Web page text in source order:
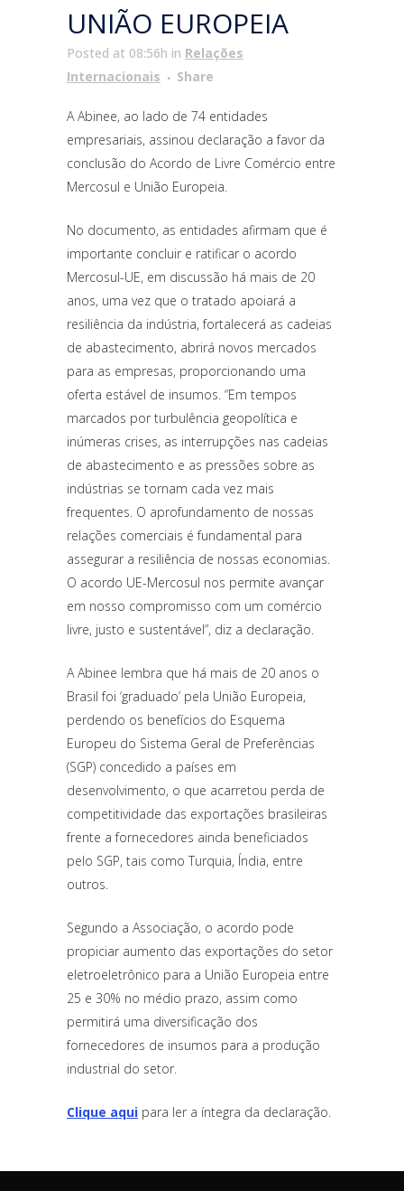
UNIÃO EUROPEIA
Posted at 08:56h in Relações
Internacionais
Share
A Abinee, ao lado de 74 entidades
empresariais, assinou declaração a favor da
conclusão do Acordo de Livre Comércio entre
Mercosul e União Europeia.
No documento, as entidades afirmam que é
importante concluir e ratificar o acordo
Mercosul-UE, em discussão há mais de 20
anos, uma vez que o tratado apoiará a
resiliência da indústria, fortalecerá as cadeias
de abastecimento, abrirá novos mercados
para as empresas, proporcionando uma
oferta estável de insumos. “Em tempos
marcados por turbulência geopolítica e
inúmeras crises, as interrupções nas cadeias
de abastecimento e as pressões sobre as
indústrias se tornam cada vez mais
frequentes. O aprofundamento de nossas
relações comerciais é fundamental para
assegurar a resiliência de nossas economias.
O acordo UE-Mercosul nos permite avançar
em nosso compromisso com um comércio
livre, justo e sustentável”, diz a declaração.
A Abinee lembra que há mais de 20 anos o
Brasil foi ‘graduado’ pela União Europeia,
perdendo os benefícios do Esquema
Europeu do Sistema Geral de Preferências
(SGP) concedido a países em
desenvolvimento, o que acarretou perda de
competitividade das exportações brasileiras
frente a fornecedores ainda beneficiados
pelo SGP, tais como Turquia, Índia, entre
outros.
Segundo a Associação, o acordo pode
propiciar aumento das exportações do setor
eletroeletrônico para a União Europeia entre
25 e 30% no médio prazo, assim como
permitirá uma diversificação dos
fornecedores de insumos para a produção
industrial do setor.
Clique aqui para ler a íntegra da declaração.